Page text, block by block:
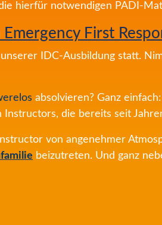
hierfür notwendigen PADI-
First
IDC-Ausbildung statt.
absolvieren? Ganz
die bereits seit
von angenehmer
beizutreten. Und ganz